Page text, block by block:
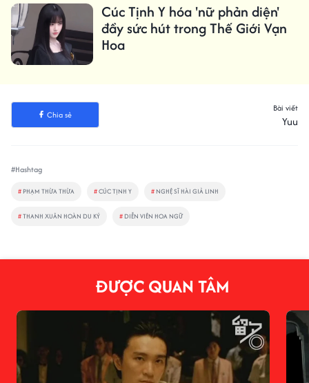
Cúc Tịnh Y hóa 'nữ phản diện'
đầy sức hút trong Thế Giới Vạn
Hoa
Chia sẻ
Bài viết
Yuu
#Hashtag
# PHẠM THỪA THỪA #CÚC TỊNH Y # NGHỆ SĨ HÀI GIẢ LINH
#THANH XUÂN HOÀN DU KÝ # DIỄN VIÊN HOA NGỮ
ĐƯỢC QUAN TÂM